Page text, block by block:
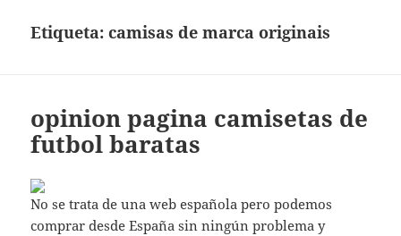
Etiqueta:camisas de marca originais
opinion pagina camisetas de
futbol baratas
No se trata de una web española pero podemos
comprar desde España sin ningún problema y